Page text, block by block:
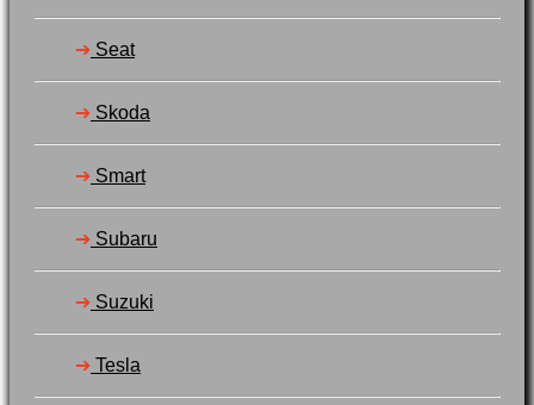
➔ Seat
➔ Skoda
➔ Smart
➔ Subaru
➔ Suzuki
➔ Tesla